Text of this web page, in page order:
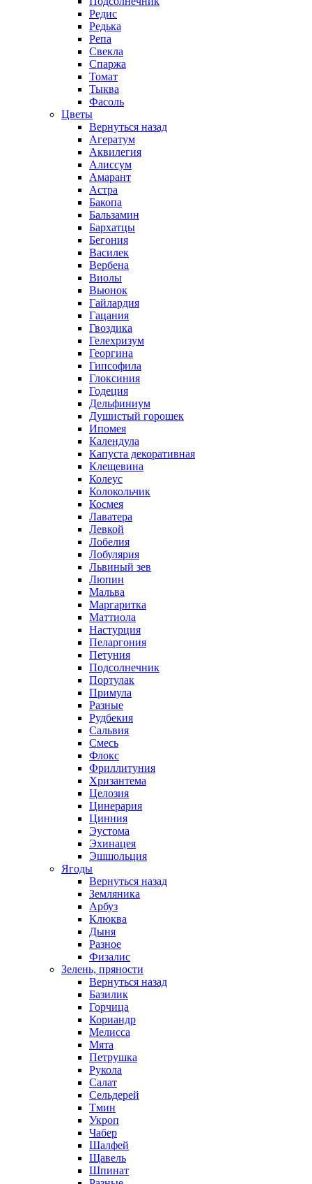
Редис
Редька
Репа
Свекла
Спаржа
Томат
Тыква
Фасоль
Цветы
Вернуться назад
Агератум
Аквилегия
Алиссум
Амарант
Астра
Бакопа
Бальзамин
Бархатцы
Бегония
Василек
Вербена
Виолы
Вьюнок
Гайлардия
Гацания
Гвоздика
Гелехризум
Георгина
Гипсофила
Глоксиния
Годеция
Дельфиниум
Душистый горошек
Ипомея
Календула
Капуста декоративная
Клещевина
Колеус
Колокольчик
Космея
Лаватера
Левкой
Лобелия
Лобулярия
Львиный зев
Люпин
Мальва
Маргаритка
Маттиола
Настурция
Пеларгония
Петуния
Подсолнечник
Портулак
Примула
Разные
Рудбекия
Сальвия
Смесь
Флокс
Фриллитуния
Хризантема
Целозия
Цинерария
Цинния
Эустома
Эхинацея
Эшшольция
Ягоды
Вернуться назад
Земляника
Арбуз
Клюква
Дыня
Разное
Физалис
Зелень, пряности
Вернуться назад
Базилик
Горчица
Кориандр
Мелисса
Мята
Петрушка
Рукола
Салат
Сельдерей
Тмин
Укроп
Чабер
Шалфей
Щавель
Шпинат